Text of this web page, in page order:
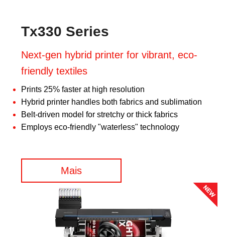
Tx330 Series
Next-gen hybrid printer for vibrant, eco-
friendly textiles
Prints 25% faster at high resolution
Hybrid printer handles both fabrics and sublimation
Belt-driven model for stretchy or thick fabrics
Employs eco-friendly "waterless" technology
Mais